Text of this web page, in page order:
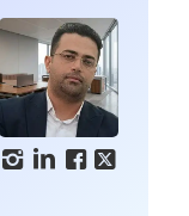
   